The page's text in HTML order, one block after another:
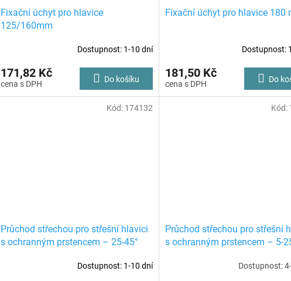
d
u
ů
Fixační úchyt pro hlavice
125/160mm
Dostupnost: 1-10 dní
171,82 Kč Do košíku
Fixační úchyt pro hlavice 180
Dostupnost:
181,50 Kč Do
Průchod střechou pro střešní hlavici
s ochranným prstencem – 25-45°
Dostupnost: 1-10 dní
Kód: 174132
Průchod střechou pro střešní
s ochranným prstencem – 5-
Dostupnost:
Kód: